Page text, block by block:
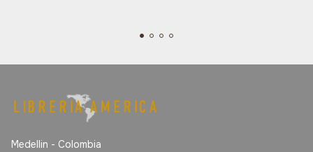
Medellin - Colombia